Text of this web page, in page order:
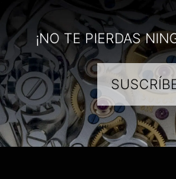
¡NO TE PIERDAS